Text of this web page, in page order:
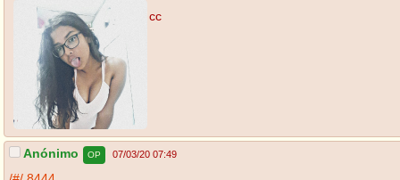
cc
Anónimo OP 07/03/20 07:49